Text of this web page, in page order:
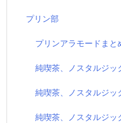
プリン部
プリンアラモードまと
純喫茶、ノスタルジッ
純喫茶、ノスタルジッ
純喫茶、ノスタルジッ